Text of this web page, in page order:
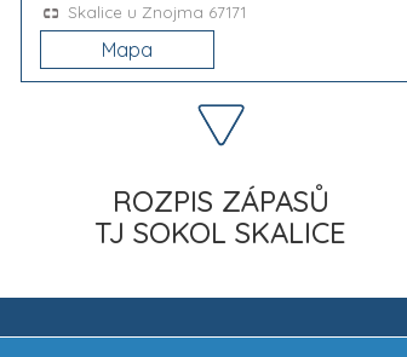
Skalice u Znojma 67171
Mapa
ROZPIS ZÁPASŮ
TJ SOKOL SKALICE